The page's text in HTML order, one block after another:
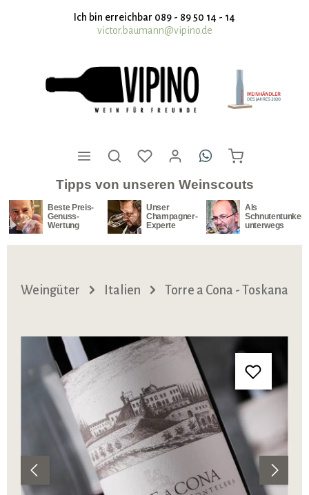
springenIch bin erreichbar 089 - 89 50 14 - 14
victor.baumann@vipino.de
Tipps von unseren Weinscouts
Beste Preis-
Genuss-
Wertung
Unser
Champagner-
Experte
Als
Schnutentunker
unterwegs
Weingüter Italien Torre a Cona - Toskana
Bildergalerie überspringen